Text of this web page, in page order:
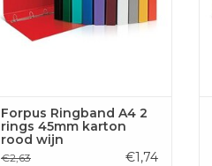
Forpus Ringband A4 2
rings 45mm karton
rood wijn
€2,63 €1,74